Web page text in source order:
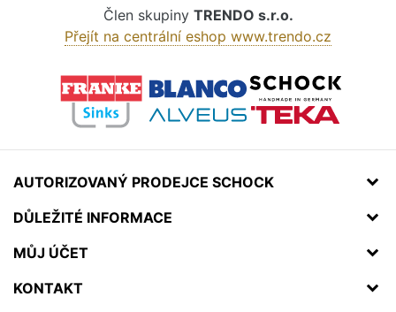
Člen skupiny TRENDO s.r.o.
Přejít na centrální eshop www.trendo.cz
AUTORIZOVANÝ PRODEJCE SCHOCK
DŮLEŽITÉ INFORMACE
MŮJ ÚČET
KONTAKT